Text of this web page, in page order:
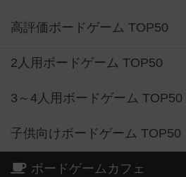
高評価ボードゲーム TOP50
2人用ボードゲーム TOP50
3～4人用ボードゲーム TOP50
子供向けボードゲーム TOP50
ボードゲームカフェ